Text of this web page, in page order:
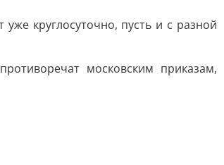
круглосуточно, пусть и с разной
московским приказам,